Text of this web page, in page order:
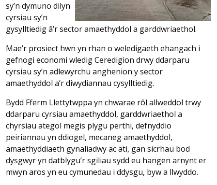
sy’n dymuno dilyn
cyrsiau sy’n
gysylltiedig â’r sector amaethyddol a garddwriaethol.
Mae’r prosiect hwn yn rhan o weledigaeth ehangach i
gefnogi economi wledig Ceredigion drwy ddarparu
cyrsiau sy’n adlewyrchu anghenion y sector
amaethyddol a’r diwydiannau cysylltiedig.
Bydd Fferm Llettytwppa yn chwarae rôl allweddol trwy
ddarparu cyrsiau amaethyddol, garddwriaethol a
chyrsiau ategol megis plygu perthi, defnyddio
peiriannau yn ddiogel, mecaneg amaethyddol,
amaethyddiaeth gynaliadwy ac ati, gan sicrhau bod
dysgwyr yn datblygu’r sgiliau sydd eu hangen arnynt er
mwyn aros yn eu cymunedau i ddysgu, byw a llwyddo.